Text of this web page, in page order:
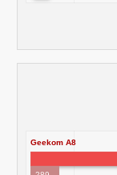
Geekom A8